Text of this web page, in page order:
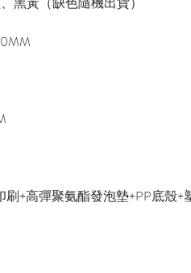
刷+高彈聚氨酯發泡墊+PP底殼+